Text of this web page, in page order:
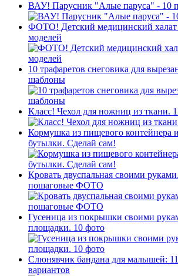
ВАУ! Парусник "Алые паруса" - 10
ФОТО! Детский медицинский халат
моделей
10 трафаретов снеговика для
шаблоны
Класс! Чехол для ножниц из ткани.
Кормушка из пищевого контейнера
бутылки. Сделай сам!
Кровать двуспальная своими
пошаговые ФОТО
Гусеница из покрышки своими
площадки. 10 фото
Слюнявчик бандана для малышей:
вариантов